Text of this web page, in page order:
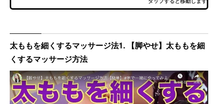
太ももを細くするマッサージ法1. 【脚やせ】太ももを細
くするマッサージ方法